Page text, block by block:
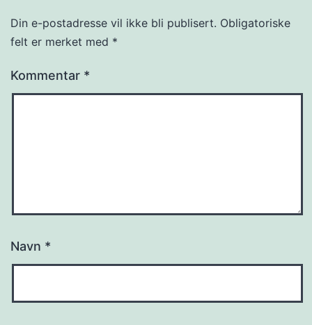
Din e-postadresse vil ikke bli publisert. Obligatoriske
felt er merket med *
Kommentar *
Navn *